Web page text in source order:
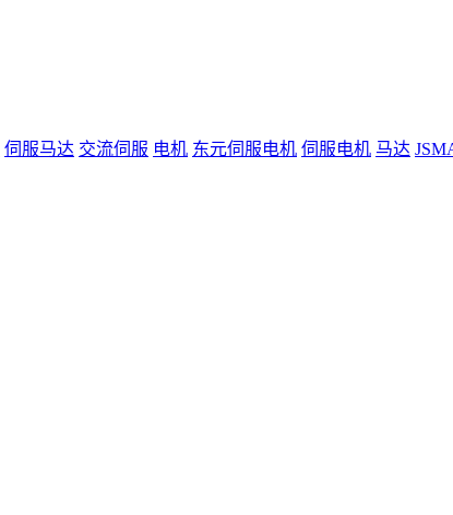
伺服马达 交流伺服 电机 东元伺服电机 伺服电机 马达